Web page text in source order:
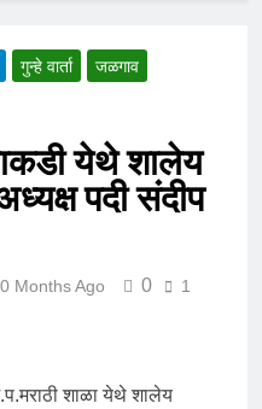
गुन्हे वार्ता
जळगाव
येथे शालेय
पदी संदीप
Months Ago 0
1
शाळा येथे शालेय